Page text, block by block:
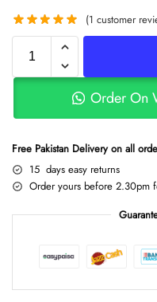
(1 customer
Order On
Free Pakistan Delivery on all
15 days easy returns
Order yours before 2.30pm